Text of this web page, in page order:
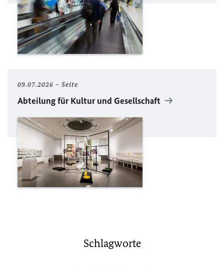
09.07.2026 Seite
Abteilung für Kultur und Gesellschaft
Schlagworte